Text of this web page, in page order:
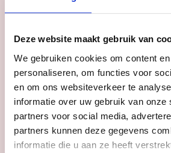
Deze website maakt gebruik van
We gebruiken cookies om content
personaliseren, om functies voor
en om ons websiteverkeer te
informatie over uw gebruik van onze
partners voor social media,
partners kunnen deze gegevens
informatie die u aan ze heeft
Bus 12
EKKO
Datum
doorlopend